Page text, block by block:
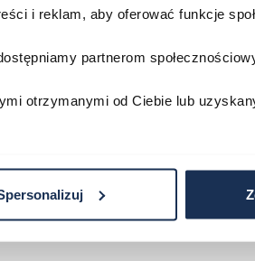
i reklam, aby oferować funkcje
partnerom
otrzymanymi od Ciebie lub